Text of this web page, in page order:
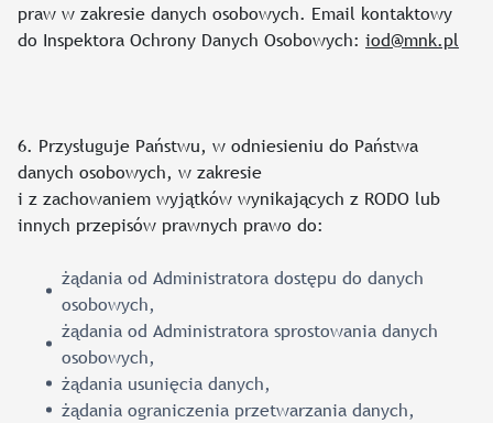
praw w zakresie danych osobowych. Email kontaktowy
do Inspektora Ochrony Danych Osobowych: iod@mnk.pl
6. Przysługuje Państwu, w odniesieniu do Państwa
danych osobowych, w zakresie
i z zachowaniem wyjątków wynikających z RODO lub
innych przepisów prawnych prawo do:
żądania od Administratora dostępu do danych
osobowych,
żądania od Administratora sprostowania danych
osobowych,
żądania usunięcia danych,
żądania ograniczenia przetwarzania danych,